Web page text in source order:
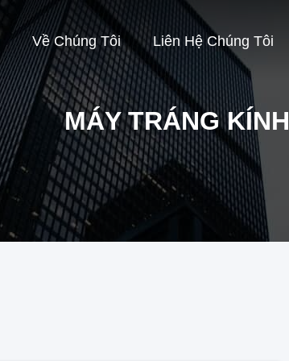
Về Chúng Tôi Liên Hệ Chúng Tôi
MÁY TRÁNG KÍNH